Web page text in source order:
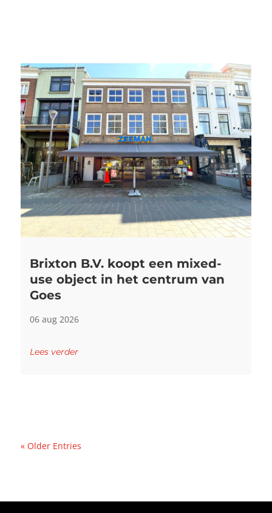
Brixton B.V. koopt een mixed-
use object in het centrum van
Goes
06 aug 2026
Lees verder
« Older Entries